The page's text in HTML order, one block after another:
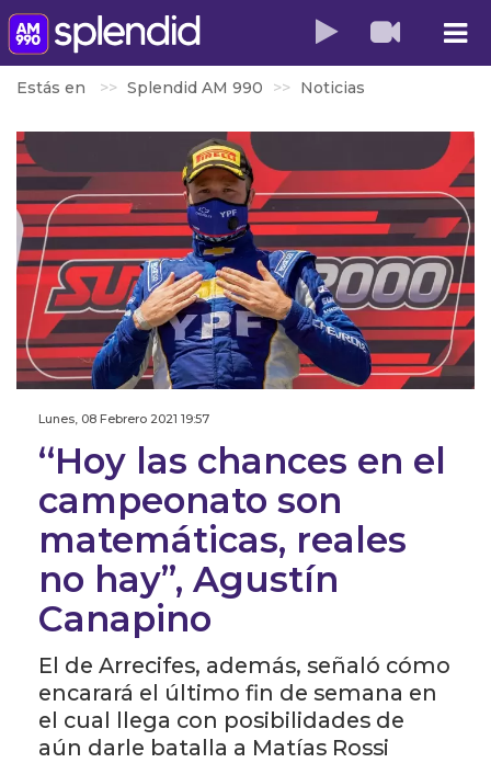
Estás en Splendid AM 990 Noticias
Lunes, 08 Febrero 2021 19:57
‘‘Hoy las chances en el
campeonato son
matemáticas, reales
no hay”, Agustín
Canapino
El de Arrecifes, además, señaló cómo
encarará el último fin de semana en
el cual llega con posibilidades de
aún darle batalla a Matías Rossi